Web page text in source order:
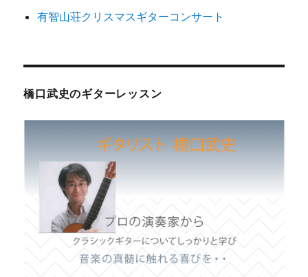
有智山荘クリスマスギターコンサート
橋口武史のギターレッスン